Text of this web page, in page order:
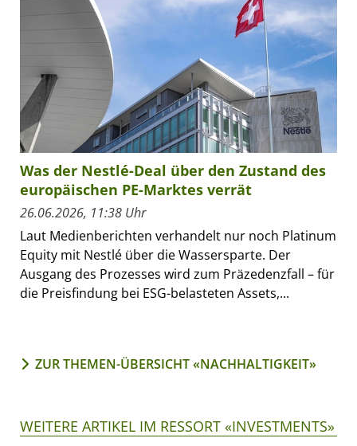
Was der Nestlé-Deal über den Zustand des
europäischen PE-Marktes verrät
26.06.2026, 11:38 Uhr
Laut Medienberichten verhandelt nur noch Platinum
Equity mit Nestlé über die Wassersparte. Der
Ausgang des Prozesses wird zum Präzedenzfall – für
die Preisfindung bei ESG-belasteten Assets,...
ZUR THEMEN-ÜBERSICHT «NACHHALTIGKEIT»
WEITERE ARTIKEL IM RESSORT «INVESTMENTS»